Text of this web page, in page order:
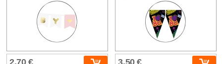
2,70 € 3,50 €